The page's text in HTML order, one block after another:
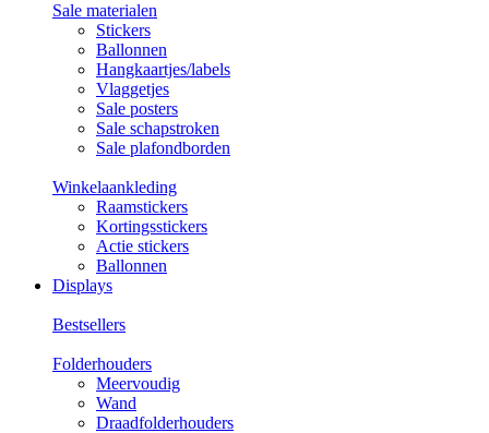
Sale materialen
Stickers
Ballonnen
Hangkaartjes/labels
Vlaggetjes
Sale posters
Sale schapstroken
Sale plafondborden
Winkelaankleding
Raamstickers
Kortingsstickers
Actie stickers
Ballonnen
Displays
Bestsellers
Folderhouders
Meervoudig
Wand
Draadfolderhouders